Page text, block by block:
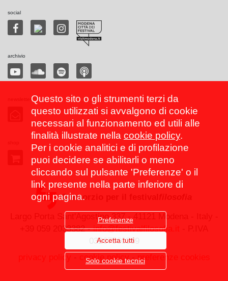
social
archivio
Consorzio per il festival
Largo Porta Sant'Agostino 337 - 41121 Modena - Italy -
+39 059 2033382 -info@festivalfilosofia.it
03267560369
cookie policy-preferenze cookies
Questo sito o gli strumenti terzi da
questo utilizzati si avvalgono di cookie
necessari al funzionamento ed utili alle
finalità illustrate nella cookie policy.
Per i cookie analitici e di profilazione
puoi decidere se abilitarli o meno
cliccando sul pulsante 'Preferenze' o il
link presente nella parte inferiore di
ogni pagina.
Preferenze
Accetta tutti
Solo cookie tecnici